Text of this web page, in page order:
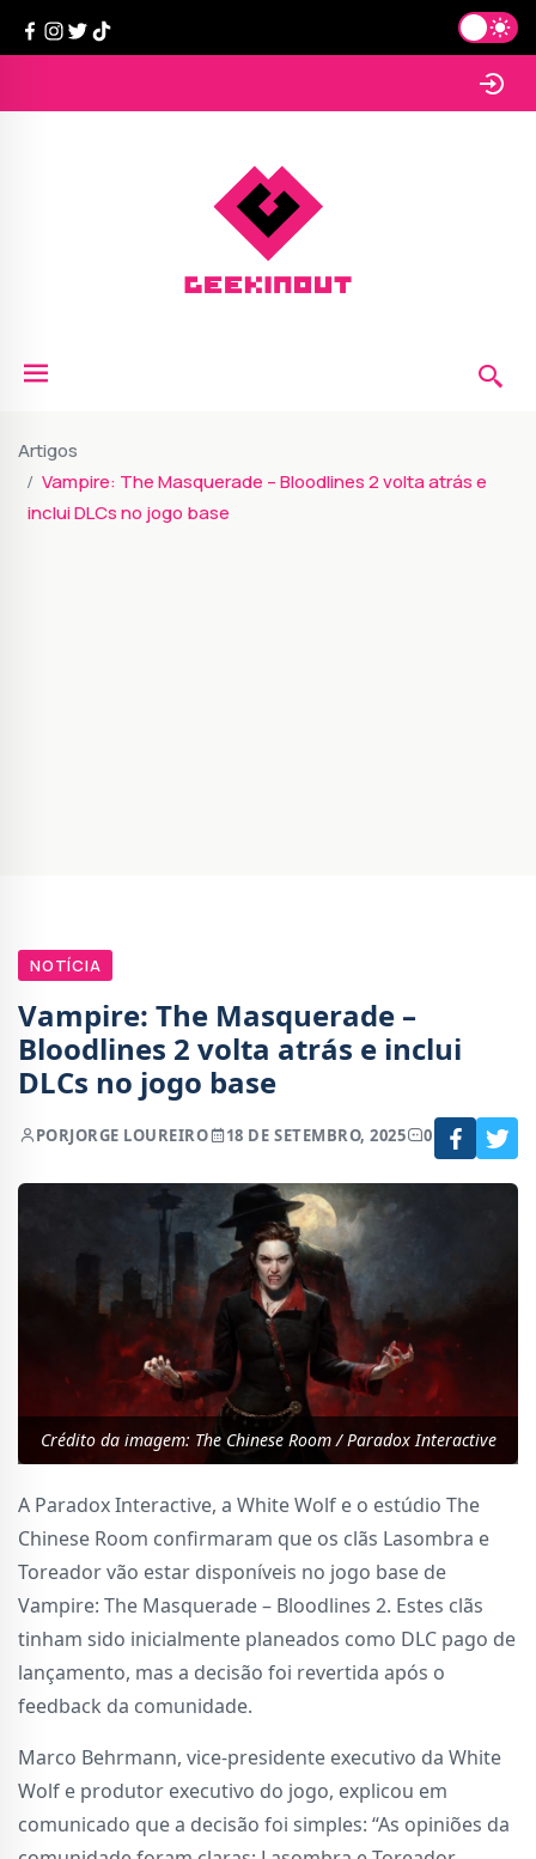
Artigos
Vampire: The Masquerade – Bloodlines 2 volta atrás e
inclui DLCs no jogo base
NOTÍCIA
Vampire: The Masquerade –
Bloodlines 2 volta atrás e inclui
DLCs no jogo base
PORJORGE LOUREIRO 18 DE SETEMBRO, 2025 0
Crédito da imagem: The Chinese Room / Paradox Interactive
A Paradox Interactive, a White Wolf e o estúdio The
Chinese Room confirmaram que os clãs Lasombra e
Toreador vão estar disponíveis no jogo base de
Vampire: The Masquerade – Bloodlines 2. Estes clãs
tinham sido inicialmente planeados como DLC pago de
lançamento, mas a decisão foi revertida após o
feedback da comunidade.
Marco Behrmann, vice-presidente executivo da White
Wolf e produtor executivo do jogo, explicou em
comunicado que a decisão foi simples: “As opiniões da